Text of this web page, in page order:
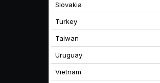
Slovakia
Turkey
Taiwan
Uruguay
Vietnam